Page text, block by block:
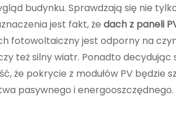
budynku. Sprawdzają się nie
jest fakt, że dach z paneli
fotowoltaiczny jest odporny na
też silny wiatr. Ponadto
że pokrycie z modułów PV
pasywnego i energooszczędnego.